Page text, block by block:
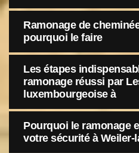
Ramonage de
pourquoi le faire
Les étapes
ramonage réussi par
luxembourgeoise à
Pourquoi le ramonage
votre sécurité à Weiler-